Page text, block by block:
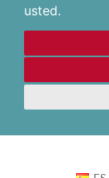
usted.